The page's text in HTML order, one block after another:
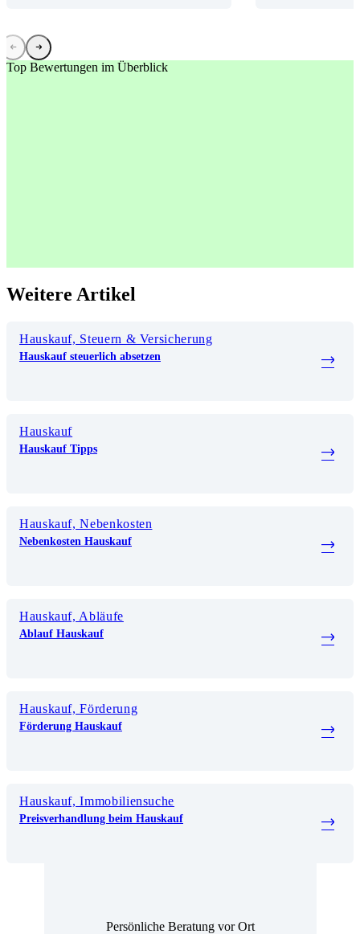
Top Bewertungen im Überblick
Weitere Artikel
Hauskauf, Steuern & Versicherung
Hauskauf steuerlich absetzen
Hauskauf
Hauskauf Tipps
Hauskauf, Nebenkosten
Nebenkosten Hauskauf
Hauskauf, Abläufe
Ablauf Hauskauf
Hauskauf, Förderung
Förderung Hauskauf
Hauskauf, Immobiliensuche
Preisverhandlung beim Hauskauf
Persönliche Beratung vor Ort